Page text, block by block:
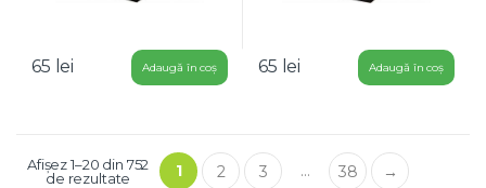
65 lei Adaugă în coș 65 lei Adaugă în coș
Afișez 1–20 din 752
de rezultate
1 2 3 … 38 →